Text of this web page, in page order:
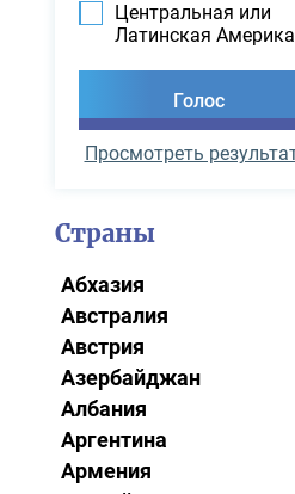
Центральная или
Латинская Америка
Просмотреть
Страны
Абхазия
Австралия
Австрия
Азербайджан
Албания
Аргентина
Армения